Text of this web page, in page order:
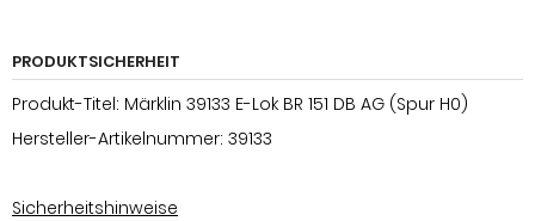
PRODUKTSICHERHEIT
Produkt-Titel: Märklin 39133 E-Lok BR 151 DB AG (Spur H0)
Hersteller-Artikelnummer: 39133
Sicherheitshinweise